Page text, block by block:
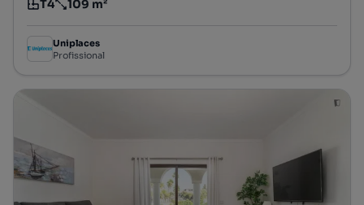
Tipologia
T4
Preço por metro quadrado
109 m²
Uniplaces
Profissional